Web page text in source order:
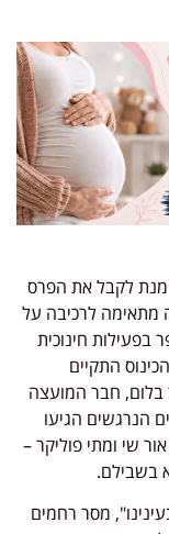
מנת לקבל את הפרס
מתאימה לרכיבה על
בפעילות חינוכית
התקיים
בלום, חבר המועצה
הנרגשים הגיעו
שי ומתי פוליקר –
בשבילם.
מסר רחמים